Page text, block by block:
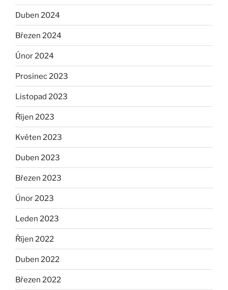
Duben 2024
Březen 2024
Únor 2024
Prosinec 2023
Listopad 2023
Říjen 2023
Květen 2023
Duben 2023
Březen 2023
Únor 2023
Leden 2023
Říjen 2022
Duben 2022
Březen 2022